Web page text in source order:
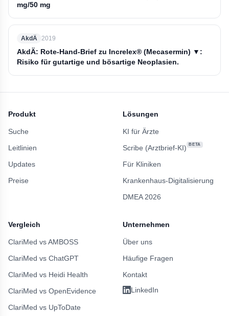
mg/50 mg
AkdÄ 2019
AkdÄ: Rote-Hand-Brief zu Increlex® (Mecasermin) ▼:
Risiko für gutartige und bösartige Neoplasien.
Produkt
Suche
Leitlinien
Updates
Preise
Lösungen
KI für Ärzte
Scribe (Arztbrief-KI)
BETA
Für Kliniken
Krankenhaus-Digitalisierung
DMEA 2026
Vergleich
ClariMed vs AMBOSS
ClariMed vs ChatGPT
ClariMed vs Heidi Health
ClariMed vs OpenEvidence
ClariMed vs UpToDate
Unternehmen
Über uns
Häufige Fragen
Kontakt
LinkedIn